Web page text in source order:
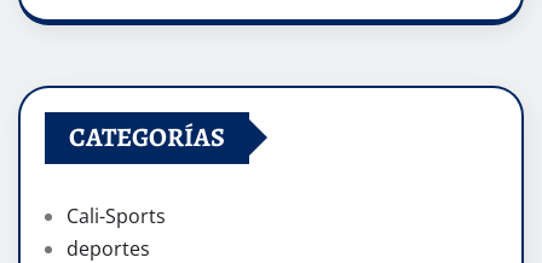
CATEGORÍAS
Cali-Sports
deportes